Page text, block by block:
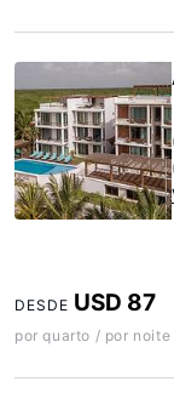
DESDE USD 87
por quarto / por noite